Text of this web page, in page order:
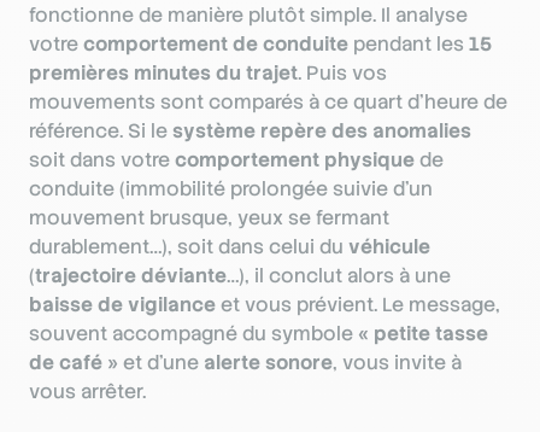
fonctionne de manière plutôt simple. Il analyse
votrecomportement de conduite pendant les 15
premières minutes du trajet. Puis vos
mouvements sont comparés à ce quart d’heure de
référence. Si lesystème repère des anomalies
soit dans votrecomportement physiquede
conduite (immobilité prolongée suivie d’un
mouvement brusque, yeux se fermant
durablement…), soit dans celui du véhicule
(trajectoire déviante…), il conclut alors à une
baisse de vigilanceet vous prévient. Le message,
souvent accompagné du symbole « petite tasse
de café » et d’une alerte sonore, vous invite à
vous arrêter.